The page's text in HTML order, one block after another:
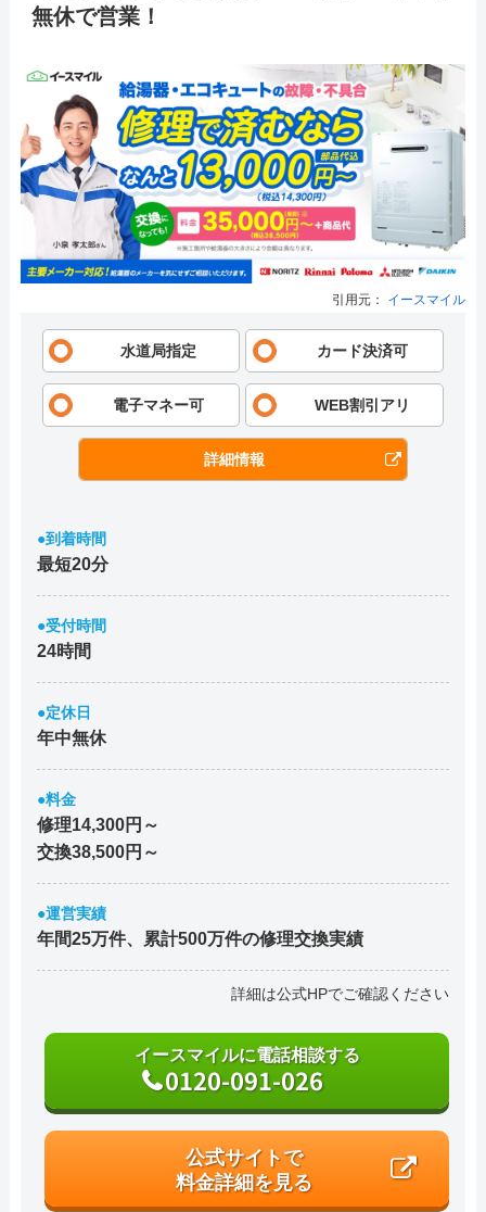
無休で営業！
引用元： イースマイル
水道局指定 カード決済可
電子マネー可 WEB割引アリ
詳細情報
●到着時間
最短20分
●受付時間
24時間
●定休日
年中無休
●料金
修理14,300円～
交換38,500円～
●運営実績
年間25万件、累計500万件の修理交換実績
詳細は公式HPでご確認ください
イースマイルに電話相談する
0120-091-026
公式サイトで
料金詳細を見る